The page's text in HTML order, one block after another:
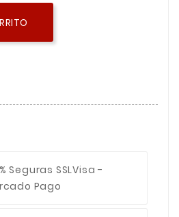
Seguras SSLVisa -
Pago